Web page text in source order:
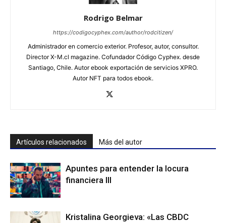
Rodrigo Belmar
https://codigocyphex.com/author/rodcitizen/
Administrador en comercio exterior. Profesor, autor, consultor.
Director X-M.cl magazine. Cofundador Código Cyphex. desde
Santiago, Chile. Autor ebook exportación de servicios XPRO.
Autor NFT para todos ebook.
Artículos relacionados Más del autor
Apuntes para entender la locura
financiera III
Kristalina Georgieva: «Las CBDC